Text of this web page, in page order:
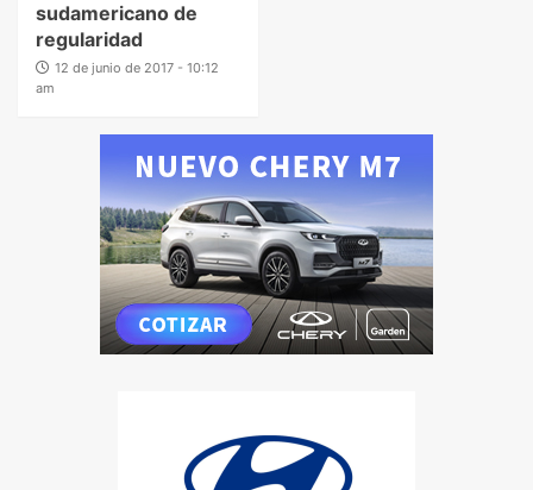
sudamericano de
regularidad
12 de junio de 2017 - 10:12
am